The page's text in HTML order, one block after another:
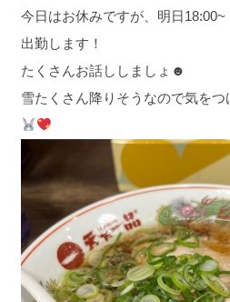
今日はお休みですが、明日18:00~
出勤します！
たくさんお話ししましょ☻
雪たくさん降りそうなので気をつ